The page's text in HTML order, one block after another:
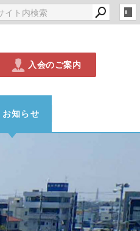
入会のご案内
お知らせ